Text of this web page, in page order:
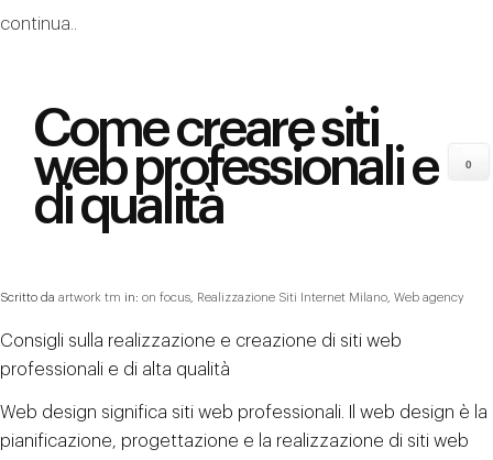
continua..
Come creare siti
web professionali e
di qualità
Scritto da artwork tm in: on focus Realizzazione Siti Internet Milano Web agency
Consigli sulla realizzazione e creazione di siti web
professionali e di alta qualità
Web design significa siti web professionali. Il web design è la
pianificazione, progettazione e la realizzazione di siti web
0